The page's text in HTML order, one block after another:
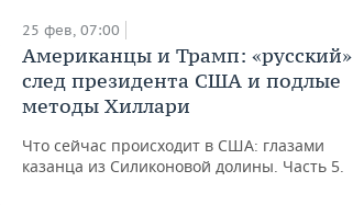
25 фев, 07:00
Американцы и Трамп: «русский»
след президента США и подлые
методы Хиллари
Что сейчас происходит в США: глазами
казанца из Силиконовой долины. Часть 5.